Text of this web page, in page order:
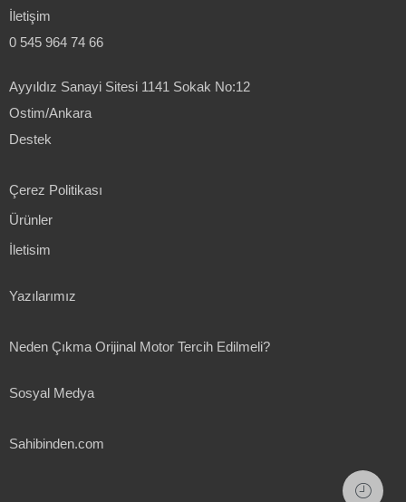
İletişim
0 545 964 74 66
Ayyıldız Sanayi Sitesi 1141 Sokak No:12
Ostim/Ankara
Destek
Çerez Politikası
Ürünler
İletisim
Yazılarımız
Neden Çıkma Orijinal Motor Tercih Edilmeli?
Sosyal Medya
Sahibinden.com